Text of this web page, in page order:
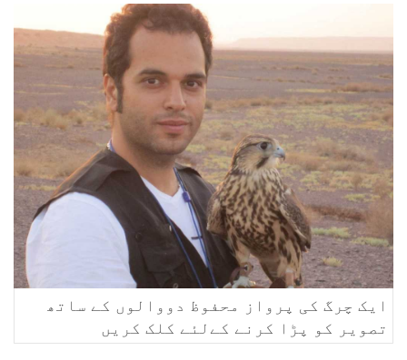
ایک چرگ کی پرواز محفوظ دووالوں کے ساتھ
تصویر کو پڑا کرنے کےلئے کلک کریں